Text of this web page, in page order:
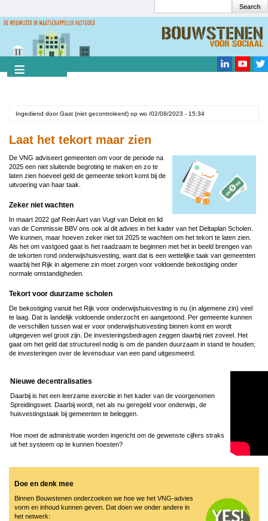
naar
gaan
Search
Ingediend doorGast (niet gecontroleerd) op wo /02/08/2023 - 15:34
Laat het tekort maar zien
Image
De VNG adviseert gemeenten om voor de periode na
2025 een niet sluitende begroting te maken en zo te
laten zien hoeveel geld de gemeente tekort komt bij de
uitvoering van haar taak.
Zeker niet wachten
In maart 2022 gaf Rein Aart van Vugt van Deloit en lid
van de Commissie BBV ons ook al dit advies in het kader van het Deltaplan Scholen.
We kunnen, maar hoeven zeker niet tot 2025 te wachten om het tekort te laten zien.
Als het om vastgoed gaat is het raadzaam te beginnen met het in beeld brengen van
de tekorten rond onderwijshuisvesting, want dat is een wettelijke taak van gemeenten
waarbij het Rijk in algemene zin moet zorgen voor voldoende bekostiging onder
normale omstandigheden.
Tekort voor duurzame scholen
De bekostiging vanuit het Rijk voor onderwijshuisvesting is nu (in algemene zin) veel
te laag. Dat is landelijk voldoende onderzocht en aangetoond. Per gemeente kunnen
de verschillen tussen wat er voor onderwijshuisvesting binnen komt en wordt
uitgegeven wel groot zijn. De investeringsbedragen zeggen daarbij niet zoveel. Het
gaat om het geld dat structureel nodig is om de panden duurzaam in stand te houden;
de investeringen over de levensduur van een pand uitgesmeerd.
Nieuwe decentralisaties
Daarbij is het een leerzame exercitie in het kader van de voorgenomen
Spreidingswet. Daarbij wordt, net als nu geregeld voor onderwijs, de
huisvestingstaak bij gemeenten te beleggen.
Hoe moet de administratie worden ingericht om de gewenste cijfers straks
uit het systeem op te kunnen hoesten?
Doe en denk mee
Binnen Bouwstenen onderzoeken we hoe we het VNG-advies
vorm en inhoud kunnen geven. Dat doen we onder andere in
het netwerk: